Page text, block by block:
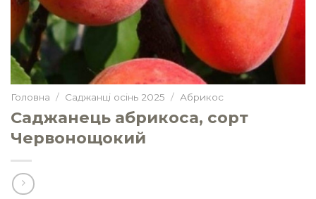
Головна / Саджанці осінь 2025 / Абрикос
Саджанець абрикоса, сорт
Червонощокий